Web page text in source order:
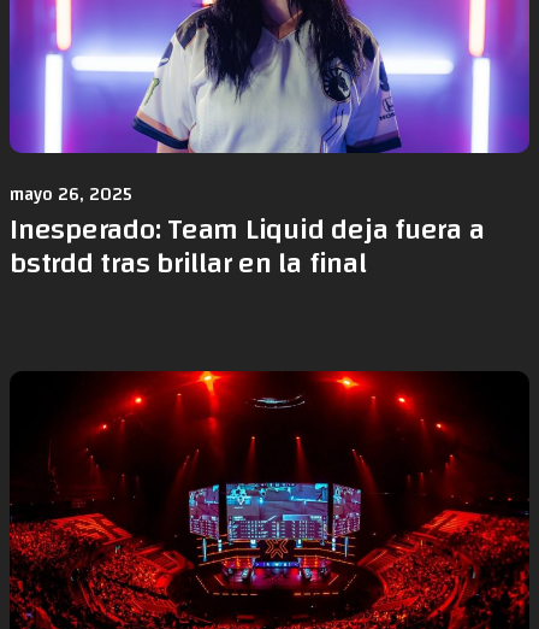
mayo 26, 2025
Inesperado: Team Liquid deja fuera a
bstrdd tras brillar en la final